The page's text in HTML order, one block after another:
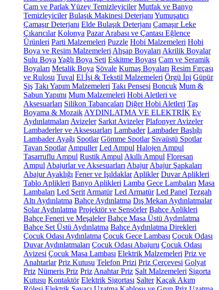
Cam ve Parlak Yüzey Temizleyiciler Mutfak ve Banyo
Temizleyiciler Bulaşık Makinesi Deterjanı Yumuşatıcı
Çamaşır Deterjanı Elde Bulaşık Deterjanı Çamaşır Leke
Çıkarıcılar Kolonya Pazar Arabası ve Çantası Eğlence
Ürünleri Parti Malzemeleri Puzzle Hobi Malzemeleri Hobi
Boya ve Resim Malzemeleri Ahşap Boyaları Akrilik Boyalar
Sulu Boya Yağlı Boya Seti Eskitme Boyası Cam ve Seramik
Boyaları Metalik Boya Şövale Kumaş Boyaları Resim Fırçası
ve Rulosu Tuval El İşi & Tekstil Malzemeleri Örgü İpi Güpür
Şiş Takı Yapım Malzemeleri Takı Pensesi Boncuk Mum &
Sabun Yapımı Mum Malzemeleri Hobi Aletleri ve
Aksesuarları Silikon Tabancaları Diğer Hobi Aletleri Taş
Boyama & Mozaik AYDINLATMA VE ELEKTRİK Ev
Aydınlatmaları Avizeler Sarkıt Avizeler Plafonyer Avizeler
Lambaderler ve Aksesuarları Lambader Lambader Başlığı
Lambader Ayağı Spotlar Gömme Spotlar Sıvaüstü Spotlar
Tavan Spotlar Ampuller Led Ampul Halojen Ampul
Tasarruflu Ampul Rustik Ampul Akıllı Ampul Floresan
Ampul Abajurlar ve Aksesuarları Abajur Abajur Şapkaları
Abajur Ayaklığı Fener ve Işıldaklar Aplikler Duvar Aplikleri
Tablo Aplikleri Banyo Aplikleri Lamba Gece Lambaları Masa
Lambaları Led Şerit Armatür Led Armatür Led Panel Tezgah
Altı Aydınlatma Bahçe Aydınlatma Dış Mekan Aydınlatmalar
Solar Aydınlatma Projektör ve Sensörler Bahçe Aplikleri
Bahçe Feneri ve Meşaleler Bahçe Masa Üstü Aydınlatma
Bahçe Set Üstü Aydınlatma Bahçe Aydınlatma Direkleri
Çocuk Odası Aydınlatma Çocuk Gece Lambası Çocuk Odası
Duvar Aydınlatmaları Çocuk Odası Abajuru Çocuk Odası
Avizesi Çocuk Masa Lambası Elektrik Malzemeleri Priz ve
Anahtarlar Priz Kutusu Telefon Prizi Priz Çerçevesi Golyat
Priz Nümeris Priz Priz Anahtar Priz Şalt Malzemeleri Sigorta
Kutusu Kontaktör Elektrik Sigortası Şalter Kaçak Akım